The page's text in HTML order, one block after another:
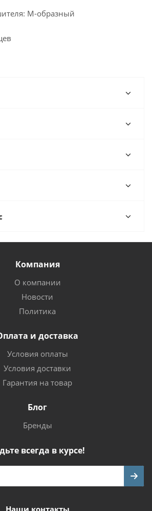
М-образный
Компания
О компании
Новости
Политика
и доставка
Условия оплаты
Условия доставки
Гарантия на товар
Блог
Бренды
всегда в курсе!
Наши контакты